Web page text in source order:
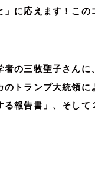
に応えます！こ
の三牧聖子さん
トランプ大統領
報告書」、そし